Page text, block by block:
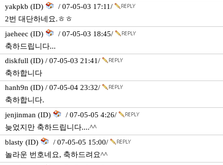
yakpkb (ID)
/ 07-05-03 17:11/
2번 대단하네요.ㅎㅎ
jaeheec (ID)
/ 07-05-03 18:45/
축하드립니다...
diskfull (ID) / 07-05-03 21:41/
축하합니다
hanh9n (ID) / 07-05-04 23:32/
축하합니다.
jenjinman (ID)
/ 07-05-05 4:26/
늦었지만 축하드립니다....^^
blasty (ID)
/ 07-05-05 15:00/
놀라운 번호네요, 축하드려요^^